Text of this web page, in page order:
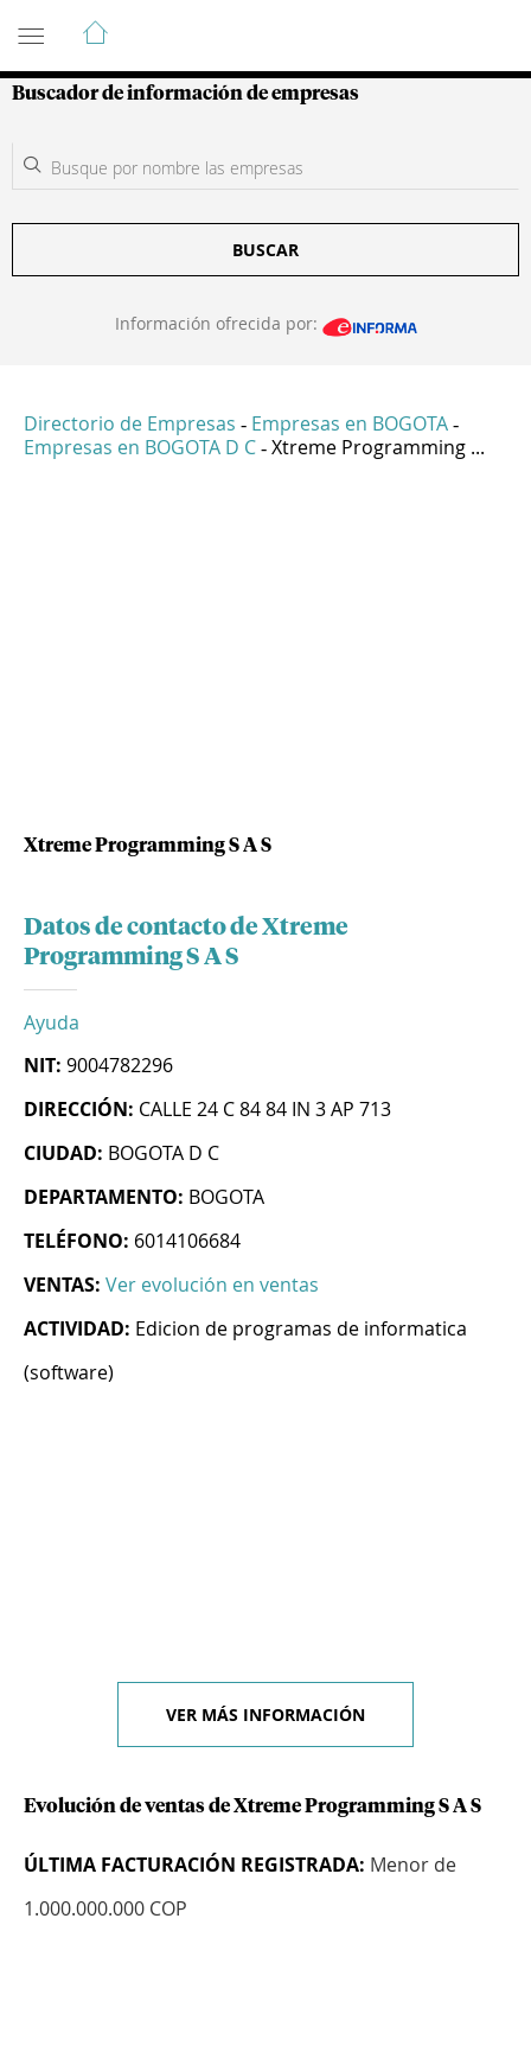
Guía de Empresas Colombianas
Buscador de información de empresas
BUSCAR
Información ofrecida por:
Directorio de Empresas - Empresas en BOGOTA -
Empresas en BOGOTA D C - Xtreme Programming ...
Xtreme Programming S A S
Datos de contacto de Xtreme
Programming S A S
Ayuda
NIT: 9004782296
DIRECCIÓN: CALLE 24 C 84 84 IN 3 AP 713
CIUDAD: BOGOTA D C
DEPARTAMENTO: BOGOTA
TELÉFONO: 6014106684
VENTAS: Ver evolución en ventas
ACTIVIDAD: Edicion de programas de informatica
(software)
VER MÁS INFORMACIÓN
Evolución de ventas de Xtreme Programming S A S
ÚLTIMA FACTURACIÓN REGISTRADA: Menor de
1.000.000.000 COP